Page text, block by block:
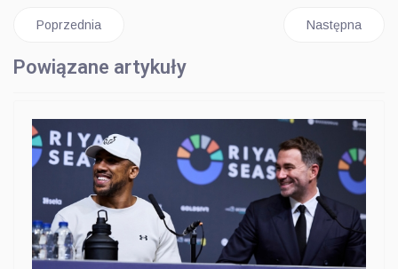
Poprzednia strona: SULĘCKI W USA, SZYKUJE SIĘ NA
Poprzednia Następna
Następna
Powiązane artykuły